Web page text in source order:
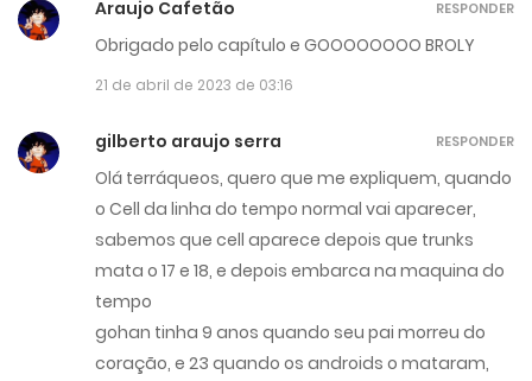
Araujo Cafetão
Obrigado pelo capítulo e GOOOOOOOO BROLY
21 de abril de 2023 de 03:16
RESPONDER
gilberto araujo serra
Olá terráqueos, quero que me expliquem, quando
o Cell da linha do tempo normal vai aparecer,
sabemos que cell aparece depois que trunks
mata o 17 e 18, e depois embarca na maquina do
tempo
gohan tinha 9 anos quando seu pai morreu do
coração, e 23 quando os androids o mataram,
RESPONDER